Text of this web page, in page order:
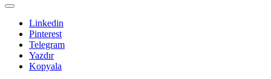
Linkedin
Pinterest
Telegram
Yazdır
Kopyala